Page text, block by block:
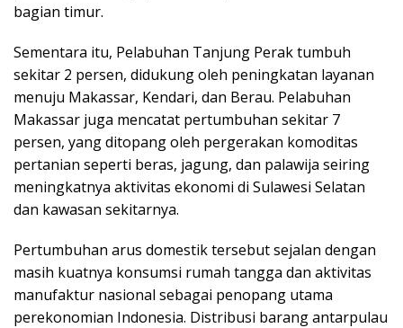
bagian timur.
Sementara itu, Pelabuhan Tanjung Perak tumbuh
sekitar 2 persen, didukung oleh peningkatan layanan
menuju Makassar, Kendari, dan Berau. Pelabuhan
Makassar juga mencatat pertumbuhan sekitar 7
persen, yang ditopang oleh pergerakan komoditas
pertanian seperti beras, jagung, dan palawija seiring
meningkatnya aktivitas ekonomi di Sulawesi Selatan
dan kawasan sekitarnya.
Pertumbuhan arus domestik tersebut sejalan dengan
masih kuatnya konsumsi rumah tangga dan aktivitas
manufaktur nasional sebagai penopang utama
perekonomian Indonesia. Distribusi barang antarpulau